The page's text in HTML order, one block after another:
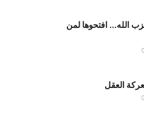
الله... افتحوها لمن
0
العقل
0